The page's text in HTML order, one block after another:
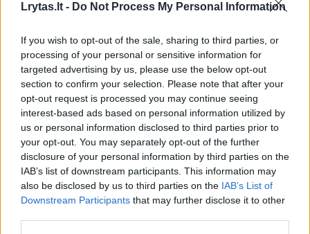
Lrytas.lt - Do Not Process My Personal Information
If you wish to opt-out of the sale, sharing to third parties, or
processing of your personal or sensitive information for
targeted advertising by us, please use the below opt-out
section to confirm your selection. Please note that after your
opt-out request is processed you may continue seeing
interest-based ads based on personal information utilized by
us or personal information disclosed to third parties prior to
your opt-out. You may separately opt-out of the further
disclosure of your personal information by third parties on the
IAB’s list of downstream participants. This information may
also be disclosed by us to third parties on the IAB’s List of
Downstream Participants that may further disclose it to other
Žiūrimiausi įrašai
00:00:30
Vaizdai iš tragiškos avarijos Vilniaus r.: dviejų moterų ir
vaiko gyvybių išgelbėti nepavyko
Savaitės vidurys nusimato karštas: temperatūra kils iki
32 laipsnių šilumos